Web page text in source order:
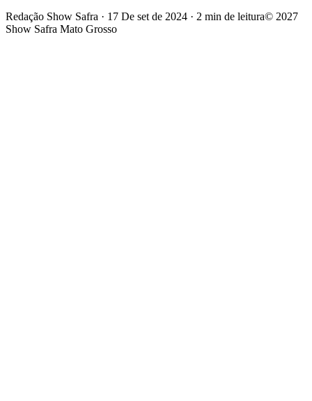
Redação Show Safra · 17 De set de 2024 · 2 min de leitura© 2027
Show Safra Mato Grosso